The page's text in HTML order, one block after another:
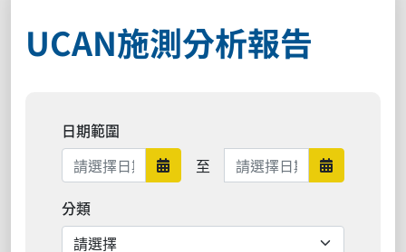
UCAN施測分析報告
日期範圍
日期範圍開始
至 日期範圍結束 日期範圍
分類